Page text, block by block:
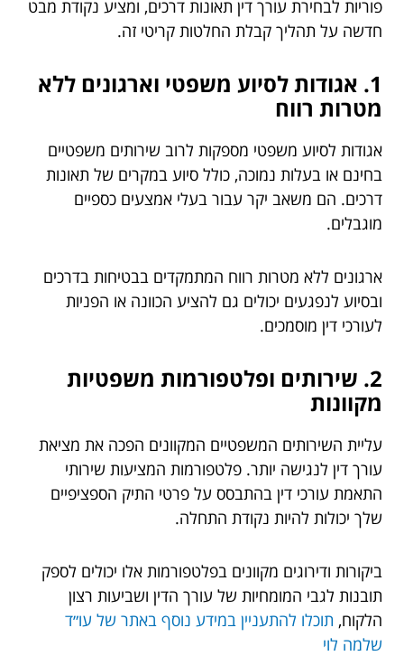
פוריות לבחירת עורך דין תאונות דרכים, ומציע נקודת מבט
חדשה על תהליך קבלת החלטות קריטי זה.
1. אגודות לסיוע משפטי וארגונים ללא
מטרות רווח
אגודות לסיוע משפטי מספקות לרוב שירותים משפטיים
בחינם או בעלות נמוכה, כולל סיוע במקרים של תאונות
דרכים. הם משאב יקר עבור בעלי אמצעים כספיים
מוגבלים.
ארגונים ללא מטרות רווח המתמקדים בבטיחות בדרכים
ובסיוע לנפגעים יכולים גם להציע הכוונה או הפניות
לעורכי דין מוסמכים.
2. שירותים ופלטפורמות משפטיות
מקוונות
עליית השירותים המשפטיים המקוונים הפכה את מציאת
עורך דין לנגישה יותר. פלטפורמות המציעות שירותי
התאמת עורכי דין בהתבסס על פרטי התיק הספציפיים
שלך יכולות להיות נקודת התחלה.
ביקורות ודירוגים מקוונים בפלטפורמות אלו יכולים לספק
תובנות לגבי המומחיות של עורך הדין ושביעות רצון
הלקוח, תוכלו להתעניין במידע נוסף באתר של עו״ד
שלמה לוי